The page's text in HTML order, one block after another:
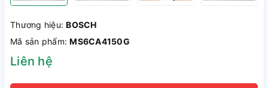
Thương hiệu:BOSCH
Mã sản phẩm:MS6CA4150G
Liên hệ